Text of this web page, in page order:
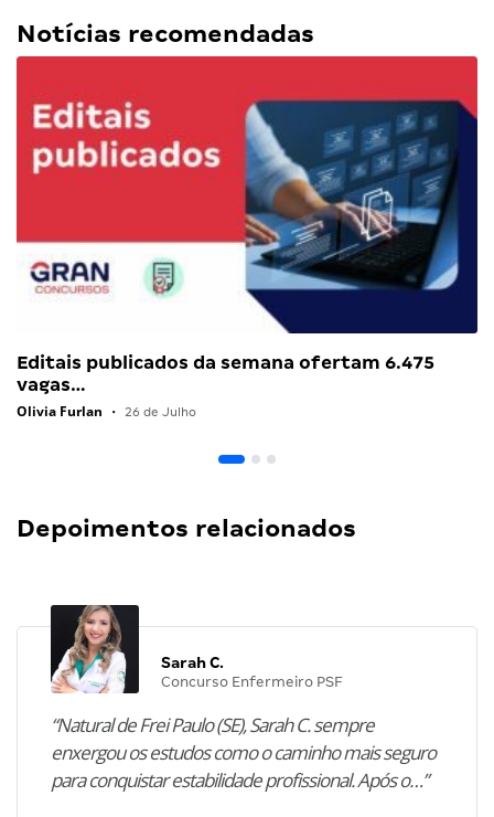
Notícias recomendadas
Editais publicados da semana ofertam 6.475
vagas…
Olivia Furlan • 26 de Julho
Depoimentos relacionados
Sarah C.
Concurso Enfermeiro PSF
“Natural de Frei Paulo (SE), Sarah C. sempre
enxergou os estudos como o caminho mais seguro
para conquistar estabilidade profissional. Após o…”